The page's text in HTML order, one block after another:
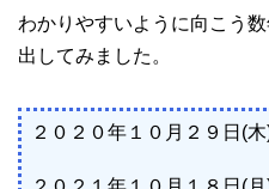
わかりやすいように向こう
出してみました。
２０２０年１０月２９日(